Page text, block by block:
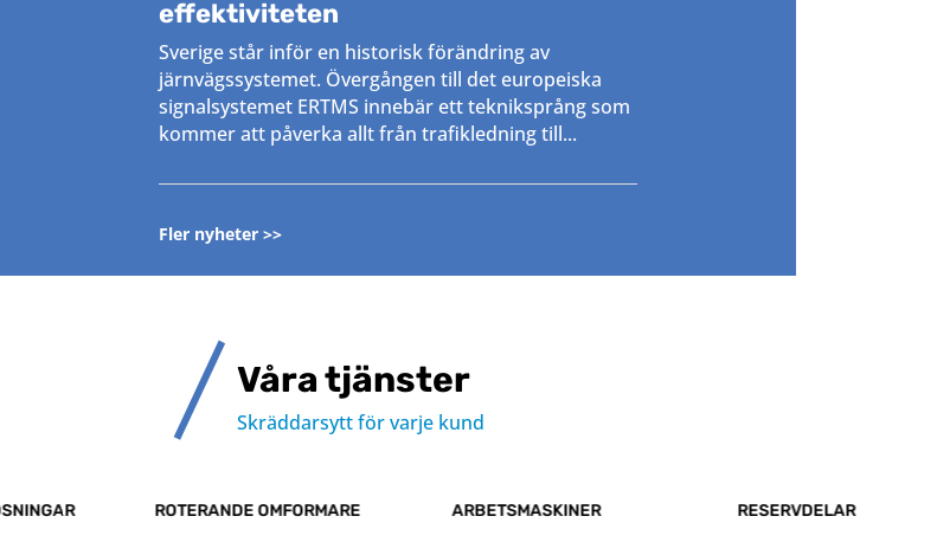
effektiviteten
Sverige står inför en historisk förändring av
järnvägssystemet. Övergången till det europeiska
signalsystemet ERTMS innebär ett tekniksprång som
kommer att påverka allt från trafikledning till...
Fler nyheter >>
Våra tjänster
Skräddarsytt för varje kund
ROTERANDE OMFORMARE ARBETSMASKINER RESERVDELAR